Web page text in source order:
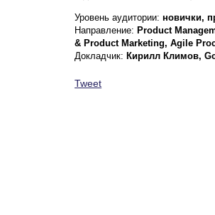
Уровень аудитории:новички,
Направление:Product
& Product Marketing, Agile
Докладчик:Кирилл Климов,
Tweet